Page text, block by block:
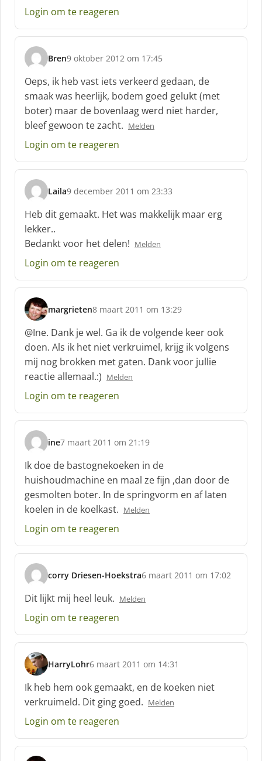
Login om te reageren
Bren
s
c
h
r
e
e
:
9 oktober 2012 om 17:45
Oeps, ik heb vast iets verkeerd gedaan, de
smaak was heerlijk, bodem goed gelukt (met
boter) maar de bovenlaag werd niet harder,
bleef gewoon te zacht. Melden
Login om te reageren
Laila
s
c
h
r
e
e
:
9 december 2011 om 23:33
Heb dit gemaakt. Het was makkelijk maar erg
lekker..
Bedankt voor het delen! Melden
Login om te reageren
margrieten
s
c
h
r
e
e
:
8 maart 2011 om 13:29
@Ine. Dank je wel. Ga ik de volgende keer ook
doen. Als ik het niet verkruimel, krijg ik volgens
mij nog brokken met gaten. Dank voor jullie
reactie allemaal.:) Melden
Login om te reageren
ine
s
c
h
r
e
e
:
7 maart 2011 om 21:19
Ik doe de bastognekoeken in de
huishoudmachine en maal ze fijn ,dan door de
gesmolten boter. In de springvorm en af laten
koelen in de koelkast. Melden
Login om te reageren
corry Driesen-Hoekstra
s
c
h
r
e
f
:
6 maart 2011 om 17:02
Dit lijkt mij heel leuk. Melden
Login om te reageren
HarryLohr
s
c
h
r
e
f
6 maart 2011 om 14:31
Ik heb hem ook gemaakt, en de koeken niet
verkruimeld. Dit ging goed. Melden
Login om te reageren